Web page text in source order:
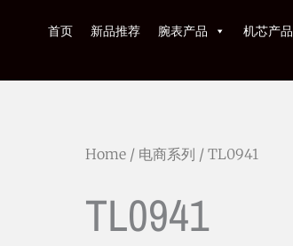
首页 新品推荐 腕表产品 机芯产品
Home / 电商系列 / TL0941
TL0941